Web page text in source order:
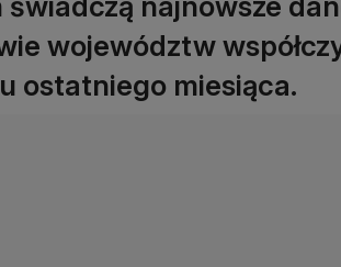
województw
ostatniego miesiąca.